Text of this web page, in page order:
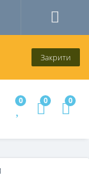
Закрити
0 0 0